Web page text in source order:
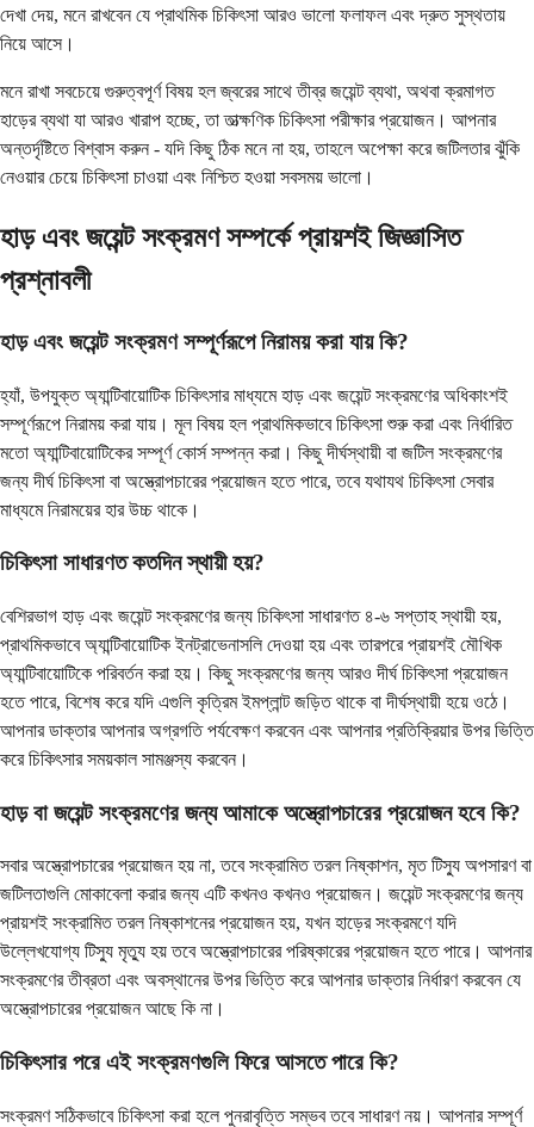
দেখা দেয়, মনে রাখবেন যে প্রাথমিক চিকিৎসা আরও ভালো ফলাফল এবং দ্রুত সুস্থতায়
নিয়ে আসে।
মনে রাখা সবচেয়ে গুরুত্বপূর্ণ বিষয় হল জ্বরের সাথে তীব্র জয়েন্ট ব্যথা, অথবা ক্রমাগত
হাড়ের ব্যথা যা আরও খারাপ হচ্ছে, তা তাত্ক্ষণিক চিকিৎসা পরীক্ষার প্রয়োজন। আপনার
অন্তর্দৃষ্টিতে বিশ্বাস করুন - যদি কিছু ঠিক মনে না হয়, তাহলে অপেক্ষা করে জটিলতার ঝুঁকি
নেওয়ার চেয়ে চিকিৎসা চাওয়া এবং নিশ্চিত হওয়া সবসময় ভালো।
হাড় এবং জয়েন্ট সংক্রমণ সম্পর্কে প্রায়শই জিজ্ঞাসিত
প্রশ্নাবলী
হাড় এবং জয়েন্ট সংক্রমণ সম্পূর্ণরূপে নিরাময় করা যায় কি?
হ্যাঁ, উপযুক্ত অ্যান্টিবায়োটিক চিকিৎসার মাধ্যমে হাড় এবং জয়েন্ট সংক্রমণের অধিকাংশই
সম্পূর্ণরূপে নিরাময় করা যায়। মূল বিষয় হল প্রাথমিকভাবে চিকিৎসা শুরু করা এবং নির্ধারিত
মতো অ্যান্টিবায়োটিকের সম্পূর্ণ কোর্স সম্পন্ন করা। কিছু দীর্ঘস্থায়ী বা জটিল সংক্রমণের
জন্য দীর্ঘ চিকিৎসা বা অস্ত্রোপচারের প্রয়োজন হতে পারে, তবে যথাযথ চিকিৎসা সেবার
মাধ্যমে নিরাময়ের হার উচ্চ থাকে।
চিকিৎসা সাধারণত কতদিন স্থায়ী হয়?
বেশিরভাগ হাড় এবং জয়েন্ট সংক্রমণের জন্য চিকিৎসা সাধারণত ৪-৬ সপ্তাহ স্থায়ী হয়,
প্রাথমিকভাবে অ্যান্টিবায়োটিক ইনট্রাভেনাসলি দেওয়া হয় এবং তারপরে প্রায়শই মৌখিক
অ্যান্টিবায়োটিকে পরিবর্তন করা হয়। কিছু সংক্রমণের জন্য আরও দীর্ঘ চিকিৎসা প্রয়োজন
হতে পারে, বিশেষ করে যদি এগুলি কৃত্রিম ইমপ্লান্ট জড়িত থাকে বা দীর্ঘস্থায়ী হয়ে ওঠে।
আপনার ডাক্তার আপনার অগ্রগতি পর্যবেক্ষণ করবেন এবং আপনার প্রতিক্রিয়ার উপর ভিত্তি
করে চিকিৎসার সময়কাল সামঞ্জস্য করবেন।
হাড় বা জয়েন্ট সংক্রমণের জন্য আমাকে অস্ত্রোপচারের প্রয়োজন হবে কি?
সবার অস্ত্রোপচারের প্রয়োজন হয় না, তবে সংক্রামিত তরল নিষ্কাশন, মৃত টিস্যু অপসারণ বা
জটিলতাগুলি মোকাবেলা করার জন্য এটি কখনও কখনও প্রয়োজন। জয়েন্ট সংক্রমণের জন্য
প্রায়শই সংক্রামিত তরল নিষ্কাশনের প্রয়োজন হয়, যখন হাড়ের সংক্রমণে যদি
উল্লেখযোগ্য টিস্যু মৃত্যু হয় তবে অস্ত্রোপচারের পরিষ্কারের প্রয়োজন হতে পারে। আপনার
সংক্রমণের তীব্রতা এবং অবস্থানের উপর ভিত্তি করে আপনার ডাক্তার নির্ধারণ করবেন যে
অস্ত্রোপচারের প্রয়োজন আছে কি না।
চিকিৎসার পরে এই সংক্রমণগুলি ফিরে আসতে পারে কি?
সংক্রমণ সঠিকভাবে চিকিৎসা করা হলে পুনরাবৃত্তি সম্ভব তবে সাধারণ নয়। আপনার সম্পূর্ণ